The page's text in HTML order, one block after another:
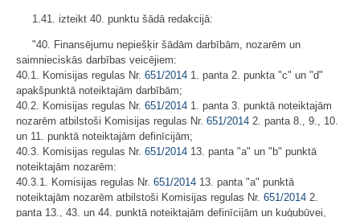
1.41. izteikt 40. punktu šādā redakcijā:
"40. Finansējumu nepiešķir šādām darbībām, nozarēm un
saimnieciskās darbības veicējiem:
40.1. Komisijas regulas Nr. 651/2014 1. panta 2. punkta "c" un "d"
apakšpunktā noteiktajām darbībām;
40.2. Komisijas regulas Nr. 651/2014 1. panta 3. punktā noteiktajām
nozarēm atbilstoši Komisijas regulas Nr. 651/2014 2. panta 8., 9., 10.
un 11. punktā noteiktajām definīcijām;
40.3. Komisijas regulas Nr. 651/2014 13. panta "a" un "b" punktā
noteiktajām nozarēm:
40.3.1. Komisijas regulas Nr. 651/2014 13. panta "a" punktā
noteiktajām nozarēm atbilstoši Komisijas regulas Nr. 651/2014 2.
panta 13., 43. un 44. punktā noteiktajām definīcijām un kuģubūvei,